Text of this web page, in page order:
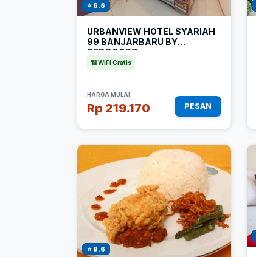
⭐ 8.8
URBANVIEW HOTEL SYARIAH
99 BANJARBARU BY
REDDOORZ
📶 WiFi Gratis
HARGA MULAI
Rp 219.170 PESAN
⭐ 9.6